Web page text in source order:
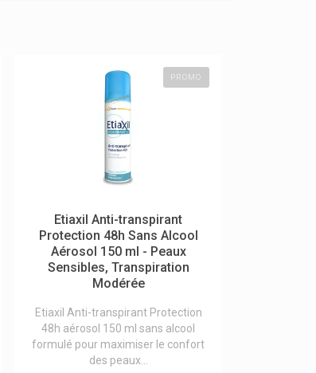
PROMO
Etiaxil Anti-transpirant
Protection 48h Sans Alcool
Aérosol 150 ml - Peaux
Sensibles, Transpiration
Modérée
Etiaxil Anti-transpirant Protection
48h aérosol 150 ml sans alcool
formulé pour maximiser le confort
des peaux...